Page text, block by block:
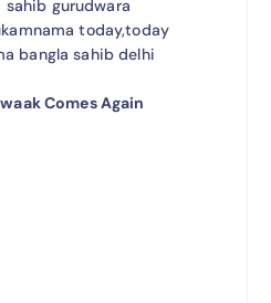
sahib gurudwara
today,today
bangla sahib delhi
Comes Again